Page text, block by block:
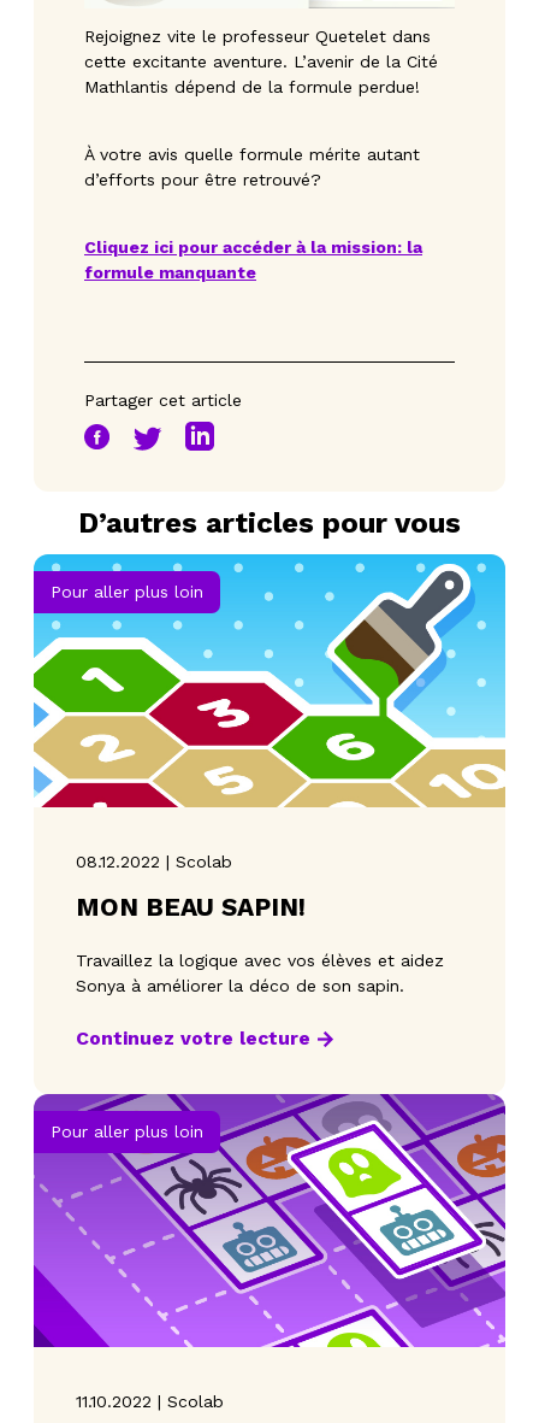
Rejoignez vite le professeur Quetelet dans
cette excitante aventure. L’avenir de la Cité
Mathlantis dépend de la formule perdue!
À votre avis quelle formule mérite autant
d’efforts pour être retrouvé?
Cliquez ici pour accéder à la mission: la
formule manquante
Partager cet article
D’autres articles pour vous
Pour aller plus loin
08.12.2022 | Scolab
MON BEAU SAPIN!
Travaillez la logique avec vos élèves et aidez
Sonya à améliorer la déco de son sapin.
Continuez votre lecture
Pour aller plus loin
11.10.2022 | Scolab